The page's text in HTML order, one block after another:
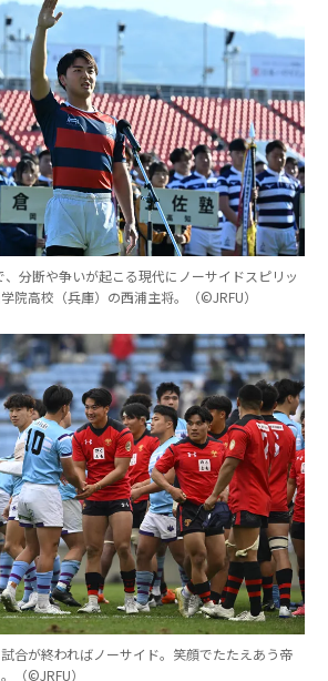
分断や争いが起こる現代にノーサイドスピリッ
院高校（兵庫）の西浦主将。（©︎JRFU）
合が終わればノーサイド。笑顔でたたえあう帝
（©︎JRFU）